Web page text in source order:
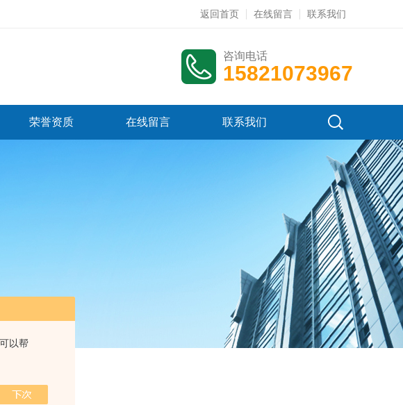
以帮
返回首页 在线留言 联系我们
咨询电话
15821073967
荣誉资质 在线留言 联系我们
试剂盒